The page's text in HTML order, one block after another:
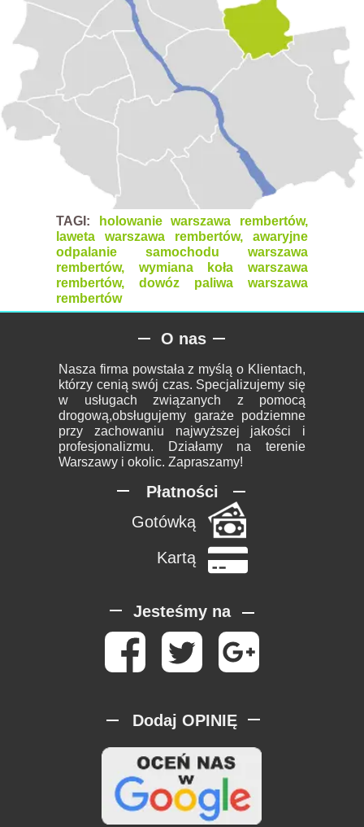
Kartą
Gotówką
Płatności
Dodaj OPINIĘ
Jesteśmy na
Nasza firma powstała z myślą o Klientach,
którzy cenią swój czas. Specjalizujemy się
w usługach związanych z pomocą
drogową,obsługujemy garaże podziemne
przy zachowaniu najwyższej jakości i
profesjonalizmu. Działamy na terenie
Warszawy i okolic. Zapraszamy!
O nas
TAGI: holowanie warszawa rembertów,
laweta warszawa rembertów, awaryjne
odpalanie samochodu warszawa
rembertów, wymiana koła warszawa
rembertów, dowóz paliwa warszawa
rembertów